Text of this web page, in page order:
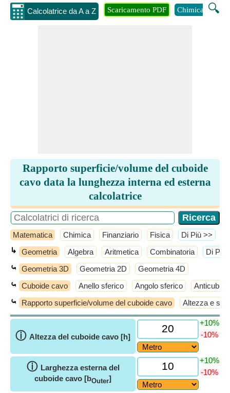
Calcolatrice da A a Z 🔍
Scaricamento PDF Chimica
Rapporto superficie/volume del cuboide
cavo data la lunghezza interna ed esterna
calcolatrice
Matematica Chimica Finanziario Fisica ​Di Più >>
↳ Geometria Algebra Aritmetica Combinatoria ​Di Più
⤿ Geometria 3D Geometria 2D Geometria 4D
⤿ Cuboide cavo Anello sferico Angolo sferico Anticube
⤿ Rapporto superficie/volume del cuboide cavo Altezza e
ⓘ Altezza del cuboide cavo [h]
+10%
-10%
ⓘ Larghezza esterna del
cuboide cavo [bOuter]
+10%
-10%